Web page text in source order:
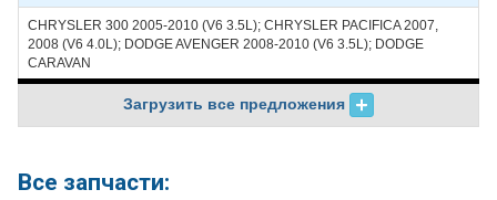
CHRYSLER 300 2005-2010 (V6 3.5L); CHRYSLER PACIFICA 2007,
2008 (V6 4.0L); DODGE AVENGER 2008-2010 (V6 3.5L); DODGE
CARAVAN
Загрузить все предложения
Все запчасти: